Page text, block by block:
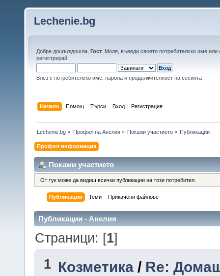
Lechenie.bg
Добре дошъл/дошла, Гост . Моля, въведи своето потребителско име или
регистрирай
Влез с потребителско име, парола и продължителност на сесията
Начало Помощ Търси Вход Регистрация
Lechenie.bg » Профил на Анелия» Покажи участието» Публикации
Профил информация
Покажи участието
От тук може да видиш всички публикации на този потребител.
Публикации Теми Прикачени файлове
Публикации - Анелия
Страници: [1]
1 Козметика/ Re: